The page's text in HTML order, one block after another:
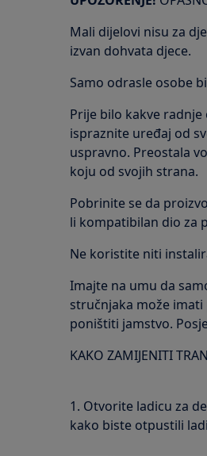
Mali dijelovi nisu za
izvan dohvata djece.
Samo odrasle osobe
Prije bilo kakve
ispraznite uređaj od
uspravno. Preostala
koju od svojih strana.
Pobrinite se da
li kompatibilan dio za
Ne koristite niti
Imajte na umu da
stručnjaka može
poništiti jamstvo.
KAKO ZAMIJENITI
1. Otvorite ladicu za
kako biste otpustili